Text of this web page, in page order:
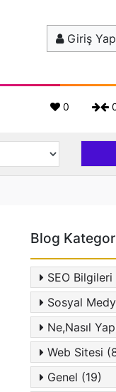
Giriş Yap
0
Blog
SEO Bilgileri
Sosyal
Ne,Nasıl
Web Sitesi
Genel (19)